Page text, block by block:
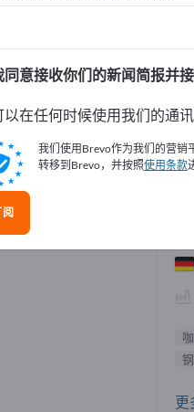
！
開始
司與產品資訊。
布資訊
啡机 供應商 (4)
更
同意接收你们的新闻简报并
以在任何时候使用我们的通
我们使用Brevo作为我们的营销
转移到Brevo，并按照使用条款